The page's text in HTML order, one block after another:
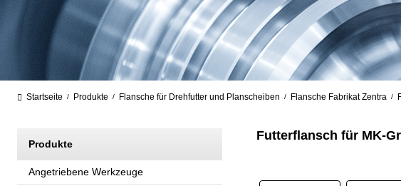
Startseite / Produkte / Flansche für Drehfutter und Planscheiben / Flansche Fabrikat Zentra /
Produkte
Angetriebene Werkzeuge
Futterflansch für MK-